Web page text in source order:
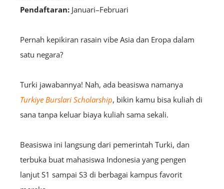
Pendaftaran: Januari–Februari
Pernah kepikiran rasain vibe Asia dan Eropa dalam
satu negara?
Turki jawabannya! Nah, ada beasiswa namanya
Turkiye Burslari Scholarship, bikin kamu bisa kuliah di
sana tanpa keluar biaya kuliah sama sekali.
Beasiswa ini langsung dari pemerintah Turki, dan
terbuka buat mahasiswa Indonesia yang pengen
lanjut S1 sampai S3 di berbagai kampus favorit